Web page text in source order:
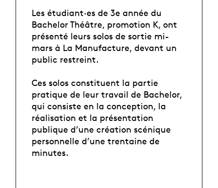
Les étudiant·es de 3e année du
Bachelor Théâtre, promotion K, ont
présenté leurs solos de sortie mi-
mars à La Manufacture, devant un
public restreint.
Ces solos constituent la partie
pratique de leur travail de Bachelor,
qui consiste en la conception, la
réalisation et la présentation
publique d’une création scénique
personnelle d’une trentaine de
minutes.